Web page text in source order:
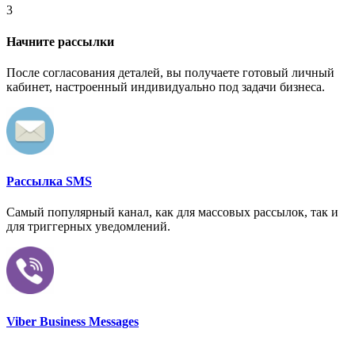
3
Начните рассылки
После согласования деталей, вы получаете готовый личный
кабинет, настроенный индивидуально под задачи бизнеса.
Рассылка SMS
Самый популярный канал, как для массовых рассылок, так и
для триггерных уведомлений.
Viber Business Messages